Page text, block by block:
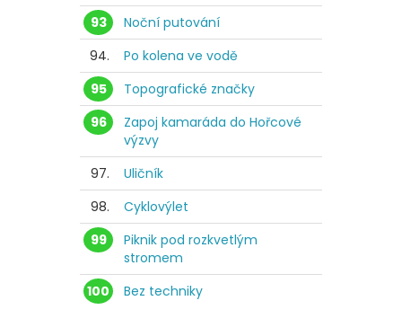
93
Noční putování
94.
Po kolena ve vodě
95
Topografické značky
96
Zapoj kamaráda do Hořcové
výzvy
97.
Uličník
98.
Cyklovýlet
99
Piknik pod rozkvetlým
stromem
100
Bez techniky